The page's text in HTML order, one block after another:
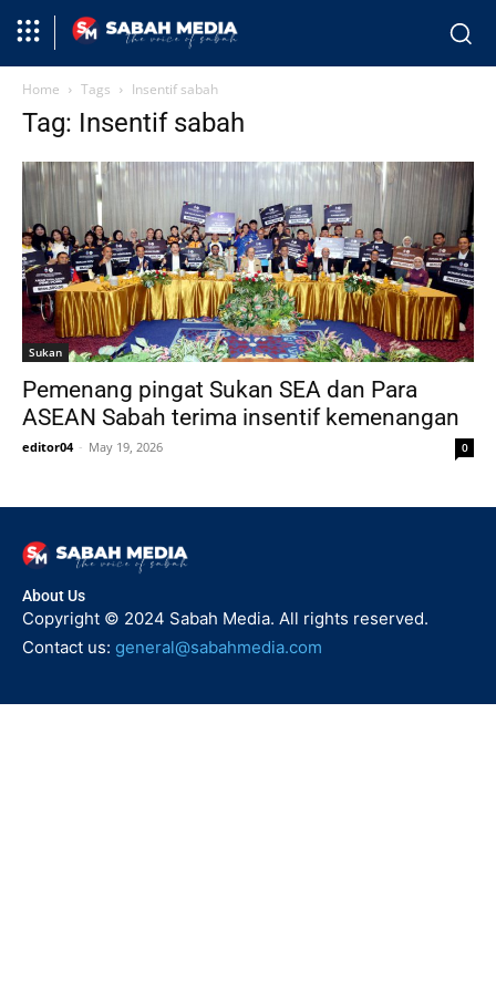
Home Tags Insentif sabah
Tag: Insentif sabah
Sukan
Pemenang pingat Sukan SEA dan Para
ASEAN Sabah terima insentif kemenangan
editor04 - May 19, 2026 0
About Us
Copyright © 2024 Sabah Media. All rights reserved.
Contact us: general@sabahmedia.com